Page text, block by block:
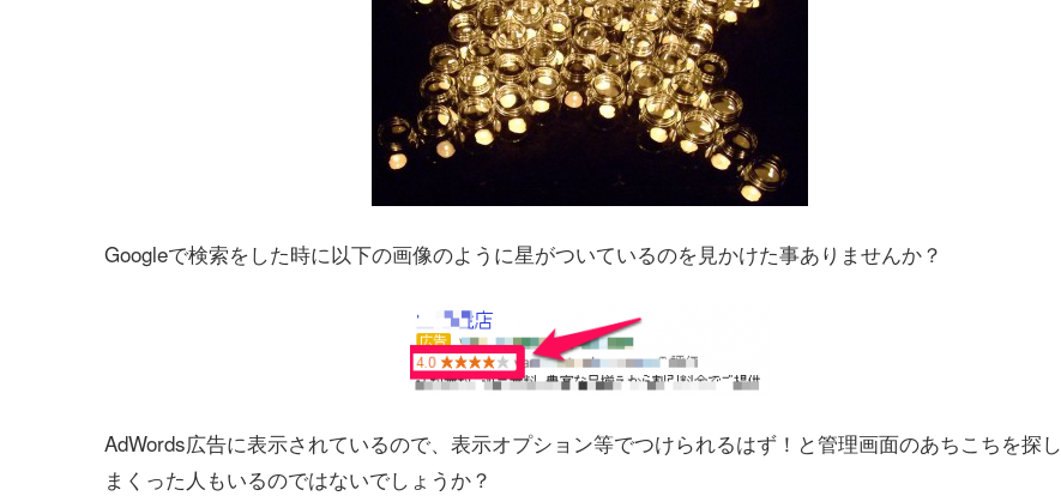
Googleで検索をした時に以下の画像のように星がついているのを見かけた事ありませんか？
AdWords広告に表示されているので、表示オプション等でつけられるはず！と管理画面のあちこちを探し
まくった人もいるのではないでしょうか？